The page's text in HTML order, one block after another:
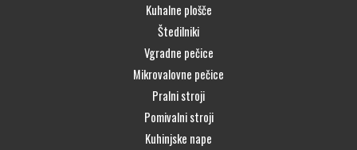
Kuhalne plošče
Štedilniki
Vgradne pečice
Mikrovalovne pečice
Pralni stroji
Pomivalni stroji
Kuhinjske nape